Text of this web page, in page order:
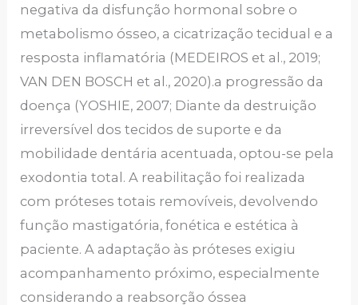
negativa da disfunção hormonal sobre o
metabolismo ósseo, a cicatrização tecidual e a
resposta inflamatória (MEDEIROS et al., 2019;
VAN DEN BOSCH et al., 2020).a progressão da
doença (YOSHIE, 2007; Diante da destruição
irreversível dos tecidos de suporte e da
mobilidade dentária acentuada, optou-se pela
exodontia total. A reabilitação foi realizada
com próteses totais removíveis, devolvendo
função mastigatória, fonética e estética à
paciente. A adaptação às próteses exigiu
acompanhamento próximo, especialmente
considerando a reabsorção óssea